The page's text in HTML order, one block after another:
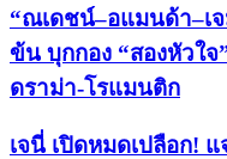
“ณเดชน์–อแมนด้า–เ
ข้น บุกกอง “สองหัวใจ
ดราม่า-โรแมนติก
เจนี่ เปิดหมดเปลือก!